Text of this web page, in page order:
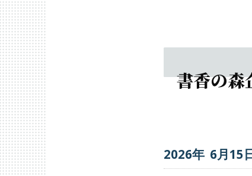
書香の森
2026年 6月15